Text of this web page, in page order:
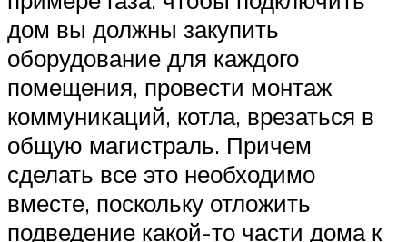
дом вы должны закупить
оборудование для каждого
помещения, провести монтаж
коммуникаций, котла, врезаться в
общую магистраль. Причем
сделать все это необходимо
вместе, поскольку отложить
подведение какой-то части дома к